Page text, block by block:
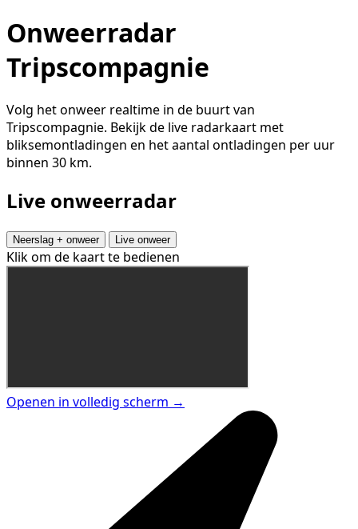
Onweerradar
Tripscompagnie
Volg het onweer realtime in de buurt van
Tripscompagnie. Bekijk de live radarkaart met
bliksemontladingen en het aantal ontladingen per uur
binnen 30 km.
Live onweerradar
Neerslag + onweer Live onweer
Klik om de kaart te bedienen
Openen in volledig scherm →